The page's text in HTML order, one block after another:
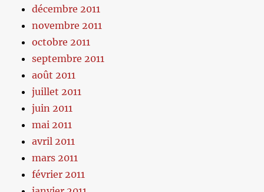
décembre 2011
novembre 2011
octobre 2011
septembre 2011
août 2011
juillet 2011
juin 2011
mai 2011
avril 2011
mars 2011
février 2011